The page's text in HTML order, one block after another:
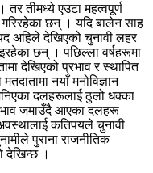
तीमध्ये एउटा महत्वपूर्ण
छन् । यदि बालेन साह
अहिले देखिएको चुनावी लहर
छन् । पछिल्ला वर्षहरूमा
देखिएको प्रभाव र स्थापित
नयाँ मनोविज्ञान
दलहरूलाई ठुलो धक्का
जमाउँदै आएका दलहरू
कतिपयले चुनावी
पुराना राजनीतिक
देखिन्छ ।